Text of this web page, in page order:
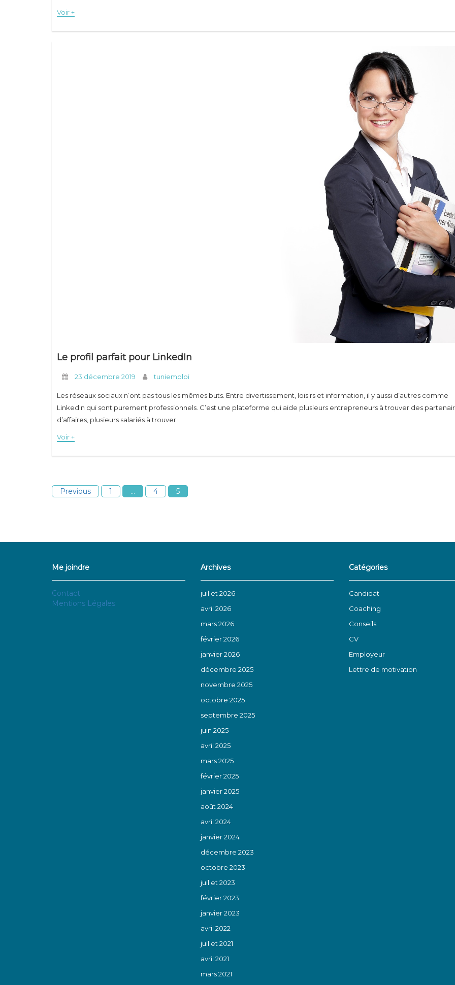
Voir +
Le profil parfait pour LinkedIn
23 décembre 2019 tuniemploi
Les réseaux sociaux n’ont pas tous les mêmes buts. Entre divertissement, loisirs et information, il y aussi d’autres comme
LinkedIn qui sont purement professionnels. C’est une plateforme qui aide plusieurs entrepreneurs à trouver des
d’affaires, plusieurs salariés à trouver
Voir +
Previous 1 … 4 5
Me joindre
Contact
Mentions Légales
Archives
juillet 2026
avril 2026
mars 2026
février 2026
janvier 2026
décembre 2025
novembre 2025
octobre 2025
septembre 2025
juin 2025
avril 2025
mars 2025
février 2025
janvier 2025
août 2024
avril 2024
janvier 2024
décembre 2023
octobre 2023
juillet 2023
février 2023
janvier 2023
avril 2022
juillet 2021
avril 2021
mars 2021
Catégories
Candidat
Coaching
Conseils
CV
Employeur
Lettre de motivation